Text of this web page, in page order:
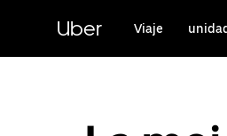
contenido
principal
Uber Viaje unidad